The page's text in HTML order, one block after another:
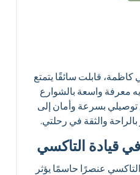
قابلت سائقًا يتمتع
معرفة واسعة بالشوارع
توصيلي بسرعة وأمان إلى
والثقة في رحلتي.
قيادة التاكسي
عنصرًا حاسمًا يؤثر